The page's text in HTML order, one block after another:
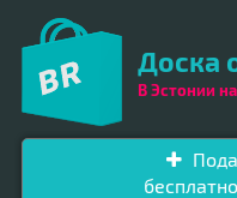
Доска
В Эстонии